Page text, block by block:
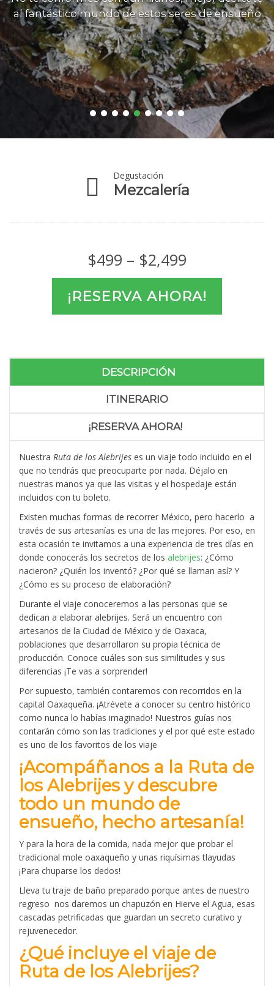
al fantástico mundo de estos seres de ensueño
Degustación
Mezcalería
$499 – $2,499
range:
$499
$2,499
¡RESERVA AHORA!
DESCRIPCIÓN
ITINERARIO
¡RESERVA AHORA!
Nuestra Ruta de los Alebrijes es un viaje todo incluido en el
que no tendrás que preocuparte por nada. Déjalo en
nuestras manos ya que las visitas y el hospedaje están
incluidos con tu boleto.
Existen muchas formas de recorrer México, pero hacerlo a
través de sus artesanías es una de las mejores. Por eso, en
esta ocasión te invitamos a una experiencia de tres días en
donde conocerás los secretos de los alebrijes: ¿Cómo
nacieron? ¿Quién los inventó? ¿Por qué se llaman así? Y
¿Cómo es su proceso de elaboración?
Durante el viaje conoceremos a las personas que se
dedican a elaborar alebrijes. Será un encuentro con
artesanos de la Ciudad de México y de Oaxaca,
poblaciones que desarrollaron su propia técnica de
producción. Conoce cuáles son sus similitudes y sus
diferencias ¡Te vas a sorprender!
Por supuesto, también contaremos con recorridos en la
capital Oaxaqueña. ¡Atrévete a conocer su centro histórico
como nunca lo habías imaginado! Nuestros guías nos
contarán cómo son las tradiciones y el por qué este estado
es uno de los favoritos de los viaje
¡Acompáñanos a la Ruta de
los Alebrijes y descubre
todo un mundo de
ensueño, hecho artesanía!
Y para la hora de la comida, nada mejor que probar el
tradicional mole oaxaqueño y unas riquísimas tlayudas
¡Para chuparse los dedos!
Lleva tu traje de baño preparado porque antes de nuestro
regreso nos daremos un chapuzón en Hierve el Agua, esas
cascadas petrificadas que guardan un secreto curativo y
rejuvenecedor.
¿Qué incluye el viaje de
Ruta de los Alebrijes?